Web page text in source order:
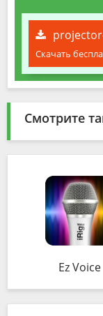
Скачать
Смотрите
Ez Voice